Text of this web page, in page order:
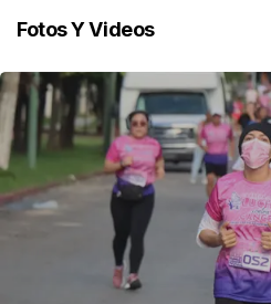
Fotos Y Videos